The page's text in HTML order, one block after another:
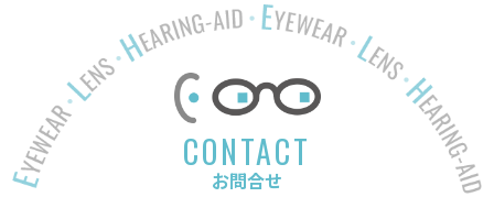
CONTACT
お問合せ